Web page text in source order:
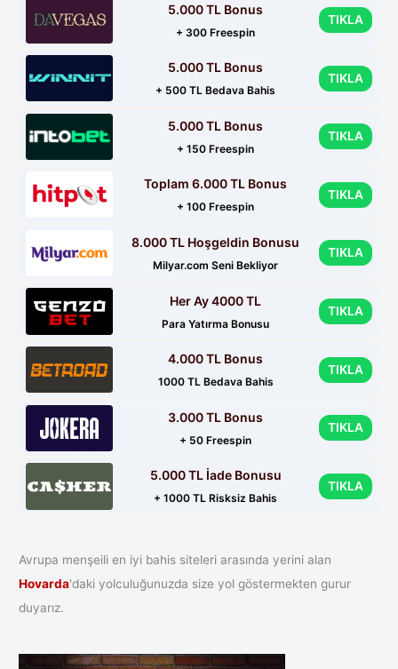
5.000 TL Bonus
+ 300 Freespin
TIKLA
5.000 TL Bonus
+ 500 TL Bedava Bahis
TIKLA
5.000 TL Bonus
+ 150 Freespin
TIKLA
Toplam 6.000 TL Bonus
+ 100 Freespin
TIKLA
8.000 TL Hoşgeldin Bonusu
Milyar.com Seni Bekliyor
TIKLA
Her Ay 4000 TL
Para Yatırma Bonusu
TIKLA
4.000 TL Bonus
1000 TL Bedava Bahis
TIKLA
3.000 TL Bonus
+ 50 Freespin
TIKLA
5.000 TL İade Bonusu
+ 1000 TL Risksiz Bahis
TIKLA
Avrupa menşeili en iyi bahis siteleri arasında yerini alan
Hovarda'daki yolculuğunuzda size yol göstermekten gurur
duyarız.